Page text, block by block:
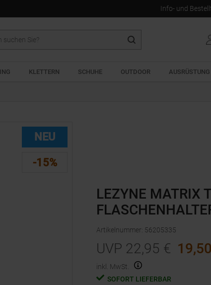
Info- und
KLETTERN SCHUHE OUTDOOR AUSRÜSTUNG
NEU
-15%
LEZYNE MATRIX
Artikelnummer: 56205335
UVP 22,95 € 19,50
inkl. MwSt.
SOFORT LIEFERBAR